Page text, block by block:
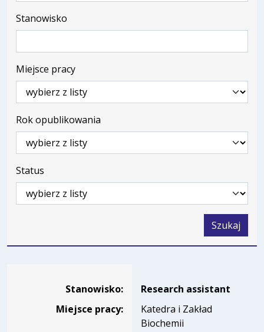
Stanowisko
Miejsce pracy
Rok opublikowania
Status
Szukaj
Stanowisko:
Research assistant
Miejsce pracy:
Katedra i Zakład
Biochemii